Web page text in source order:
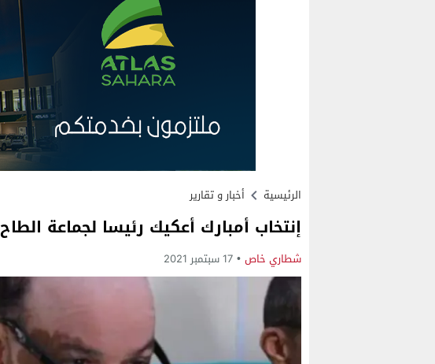
الرئيسية أخبار و تقارير
إنتخاب أمبارك أعكيك رئيسا لجماعة الطاح
شطاري خاص 17 سبتمبر 2021